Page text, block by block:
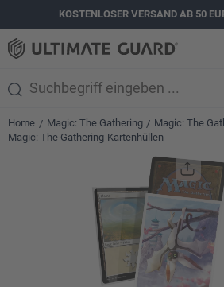
springenKOSTENLOSER VERSAND AB 50
Home / Magic: The Gathering / Magic: The
Magic: The Gathering-Kartenhüllen